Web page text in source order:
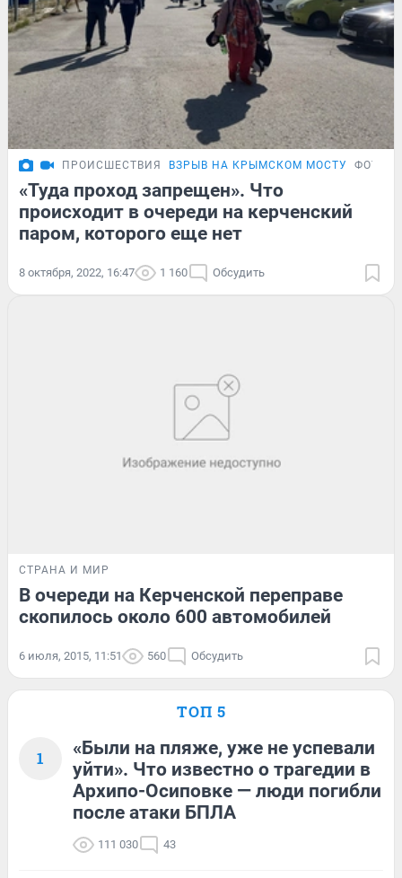
ПРОИСШЕСТВИЯ ВЗРЫВ НА КРЫМСКОМ МОСТУ
«Туда проход запрещен». Что
происходит в очереди на керченский
паром, которого еще нет
8 октября, 2022, 16:47 1 160 Обсудить
СТРАНА И МИР
В очереди на Керченской переправе
скопилось около 600 автомобилей
6 июля, 2015, 11:51 560 Обсудить
ТОП 5
1
«Были на пляже, уже не успевали
уйти». Что известно о трагедии в
Архипо-Осиповке — люди погибли
после атаки БПЛА
111 030 43